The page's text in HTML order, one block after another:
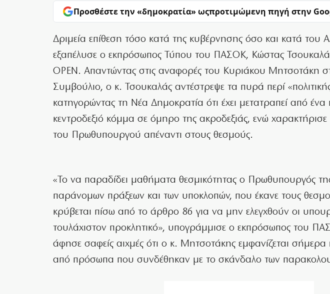
Προσθέστε την «δημοκρατία» ωςπροτιμώμενη πηγή στην
Δριμεία επίθεση τόσο κατά της κυβέρνησης όσο και κατά του
εξαπέλυσε ο εκπρόσωπος Τύπου του ΠΑΣΟΚ, Κώστας
OPEN. Απαντώντας στις αναφορές του Κυριάκου Μητσοτάκη
Συμβούλιο, ο κ. Τσουκαλάς αντέστρεψε τα πυρά περί
κατηγορώντας τη Νέα Δημοκρατία ότι έχει μετατραπεί από
κεντροδεξιό κόμμα σε όμηρο της ακροδεξιάς, ενώ
του Πρωθυπουργού απέναντι στους θεσμούς.
«Το να παραδίδει μαθήματα θεσμικότητας ο Πρωθυπουργός
παράνομων πράξεων και των υποκλοπών, που έκανε τους
κρύβεται πίσω από το άρθρο 86 για να μην ελεγχθούν οι
τουλάχιστον προκλητικό», υπογράμμισε ο εκπρόσωπος του
άφησε σαφείς αιχμές ότι ο κ. Μητσοτάκης εμφανίζεται σήμερα
από πρόσωπα που συνδέθηκαν με το σκάνδαλο των